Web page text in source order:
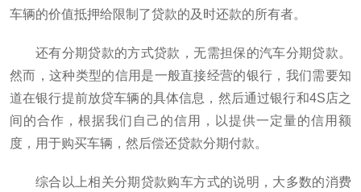
车辆的价值抵押给限制了贷款的及时还款的所有者。
还有分期贷款的方式贷款，无需担保的汽车分期贷款。
然而，这种类型的信用是一般直接经营的银行，我们需要知
道在银行提前放贷车辆的具体信息，然后通过银行和4S店之
间的合作，根据我们自己的信用，以提供一定量的信用额
度，用于购买车辆，然后偿还贷款分期付款。
综合以上相关分期贷款购车方式的说明，大多数的消费